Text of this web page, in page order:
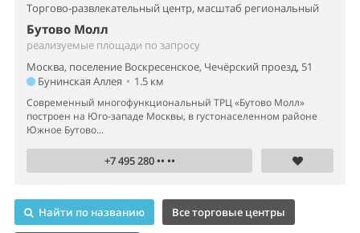
Торгово-развлекательный центр, масштаб региональный
Бутово Молл
реализуемые площади по запросу
Москва, поселение Воскресенское, Чечёрский проезд, 51
Бунинская Аллея • 1.5 км
Современный многофункциональный ТРЦ «Бутово Молл»
построен на Юго-западе Москвы, в густонаселенном районе
Южное Бутово...
+7 495 280 •• ••
Найти по названию Все торговые центры